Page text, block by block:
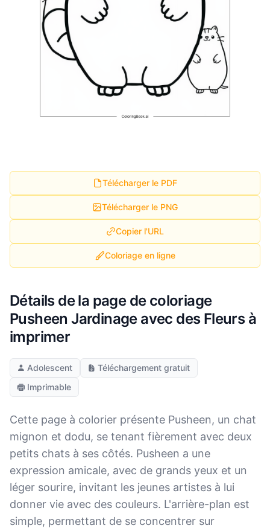
Télécharger le PDF
Télécharger le PNG
Copier l'URL
Coloriage en ligne
Détails de la page de coloriage
Pusheen Jardinage avec des Fleurs à
imprimer
Adolescent
Téléchargement gratuit
Imprimable
Cette page à colorier présente Pusheen, un chat
mignon et dodu, se tenant fièrement avec deux
petits chats à ses côtés. Pusheen a une
expression amicale, avec de grands yeux et un
léger sourire, invitant les jeunes artistes à lui
donner vie avec des couleurs. L'arrière-plan est
simple, permettant de se concentrer sur